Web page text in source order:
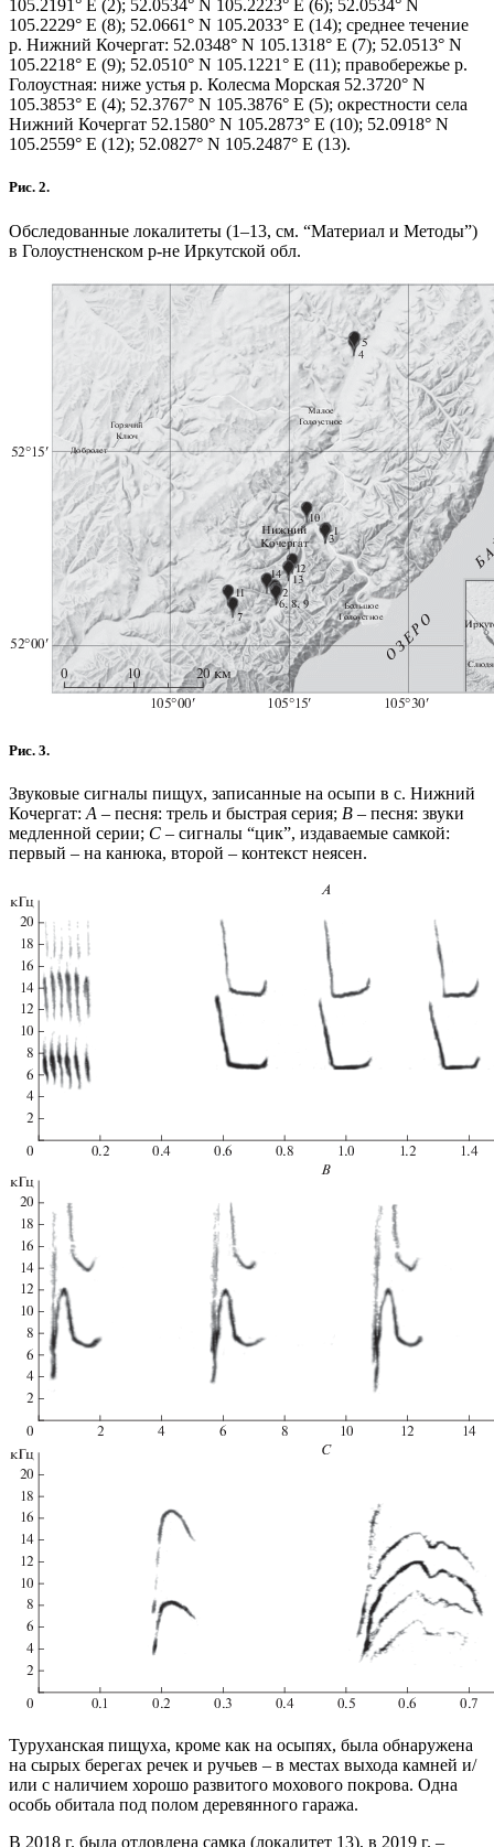
105.2191° E (2); 52.0534° N 105.2223° E (6); 52.0534° N
105.2229° E (8); 52.0661° N 105.2033° E (14); среднее течение
р. Нижний Кочергат: 52.0348° N 105.1318° E (7); 52.0513° N
105.2218° E (9); 52.0510° N 105.1221° E (11); правобережье р.
Голоустная: ниже устья р. Колесма Морская 52.3720° N
105.3853° E (4); 52.3767° N 105.3876° E (5); окрестности села
Нижний Кочергат 52.1580° N 105.2873° E (10); 52.0918° N
105.2559° E (12); 52.0827° N 105.2487° E (13).
Рис. 2.
Обследованные локалитеты (1–13, см. “Материал и Методы”)
в Голоустненском р-не Иркутской обл.
Рис. 3.
Звуковые сигналы пищух, записанные на осыпи в с. Нижний
Кочергат: A – песня: трель и быстрая серия; B – песня: звуки
медленной серии; C – сигналы “цик”, издаваемые самкой:
первый – на канюка, второй – контекст неясен.
Туруханская пищуха, кроме как на осыпях, была обнаружена
на сырых берегах речек и ручьев – в местах выхода камней и/
или с наличием хорошо развитого мохового покрова. Одна
особь обитала под полом деревянного гаража.
В 2018 г. была отловлена самка (локалитет 13), в 2019 г. –